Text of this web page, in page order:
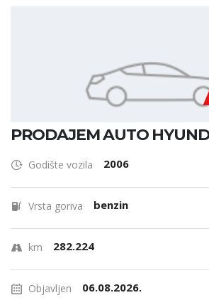
PRODAJEM AUTO
Godište vozila 2006
Vrsta goriva benzin
km 282.224
Objavljen 06.08.2026.